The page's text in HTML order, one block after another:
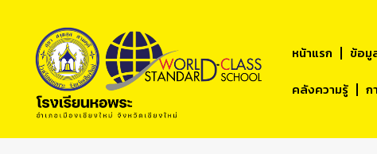
หน้าแรก ข้อมู
คลังความรู้
ก